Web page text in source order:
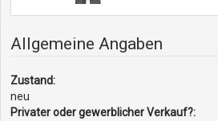
Allgemeine Angaben
Zustand:
neu
Privater oder gewerblicher Verkauf?: